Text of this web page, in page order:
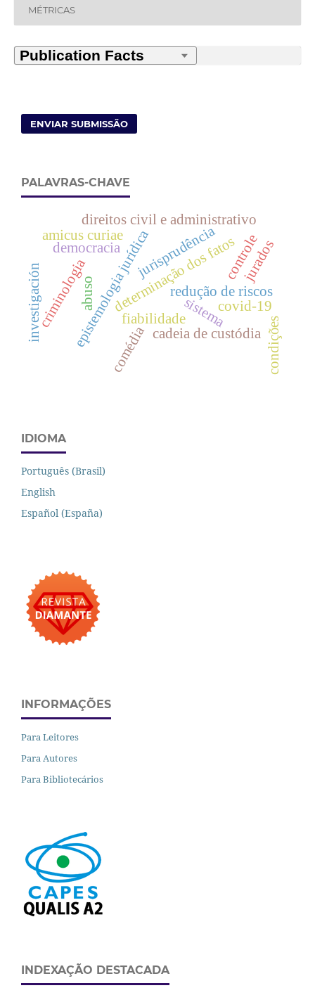
MÉTRICAS
ENVIAR SUBMISSÃO
PALAVRAS-CHAVE
cadeia de custódia
fiabilidade
determinação dos fatos
redução de riscos
epistemologia jurídica
comédia
direitos civil e administrativo
abuso
controle
jurados
democracia
criminologia
jurisprudência
investigación sistema
condições
covid-19
amicus curiae
IDIOMA
Português (Brasil)
English
Español (España)
INFORMAÇÕES
Para Leitores
Para Autores
Para Bibliotecários
INDEXAÇÃO DESTACADA